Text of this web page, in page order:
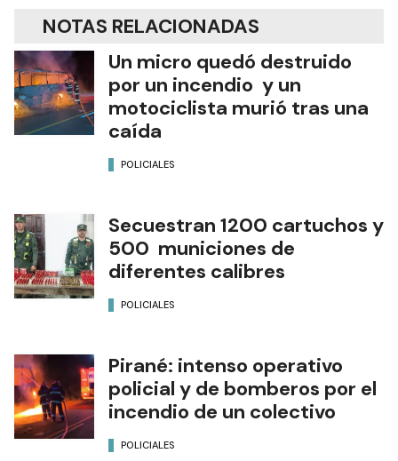
NOTAS RELACIONADAS
Un micro quedó destruido
por un incendio y un
motociclista murió tras una
caída
POLICIALES
Secuestran 1200 cartuchos y
500 municiones de
diferentes calibres
POLICIALES
Pirané: intenso operativo
policial y de bomberos por el
incendio de un colectivo
POLICIALES